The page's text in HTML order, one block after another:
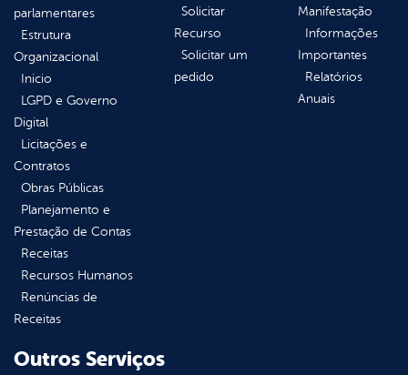
parlamentares
Estrutura
Organizacional
Inicio
LGPD e Governo
Digital
Licitações e
Contratos
Obras Públicas
Planejamento e
Prestação de Contas
Receitas
Recursos Humanos
Renúncias de
Receitas
Solicitar
Recurso
Solicitar um
pedido
Manifestação
Informações
Importantes
Relatórios
Anuais
Outros Serviços